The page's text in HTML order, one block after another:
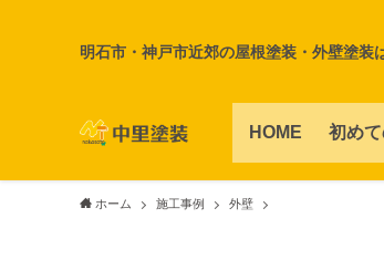
明石市・神戸市近郊の屋根塗装・外壁塗装
HOME 初め
ホーム 施工事例 外壁